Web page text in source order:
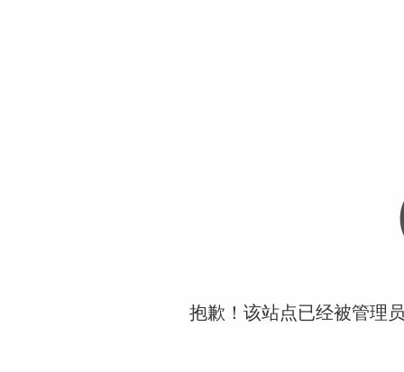
抱歉！该站点已经被管理